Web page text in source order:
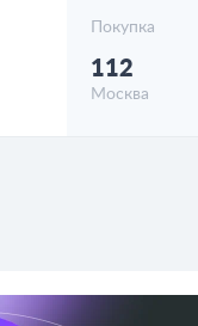
Покупка
112
Москва